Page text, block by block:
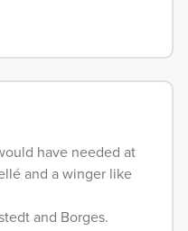
have needed at
and a winger like
and Borges.